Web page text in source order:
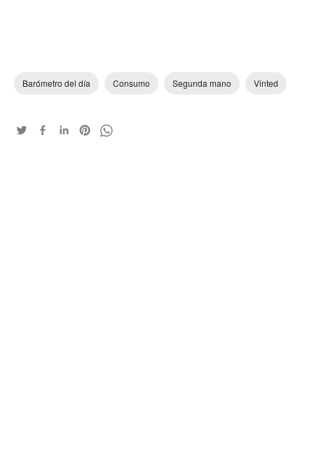
Barómetro del día Consumo Segunda mano Vinted